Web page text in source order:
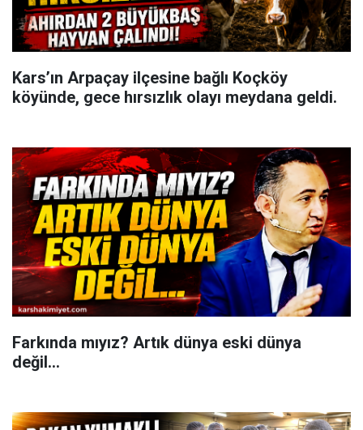
Kars’ın Arpaçay ilçesine bağlı Koçköy
köyünde, gece hırsızlık olayı meydana geldi.
Farkında mıyız? Artık dünya eski dünya
değil...